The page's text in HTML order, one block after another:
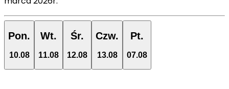
Pon.
10.08
Wt.
11.08
Śr.
12.08
Czw.
13.08
Pt.
07.08